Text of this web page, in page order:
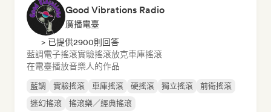
Good Vibrations Radio
廣播電臺
> 已提供2900則回答
藍調電子搖滾實驗搖滾放克車庫搖滾
在電臺播放音樂人的作品
藍調 實驗搖滾 車庫搖滾 硬搖滾 獨立搖滾
前衛搖滾
迷幻搖滾
搖滾樂／經典搖滾